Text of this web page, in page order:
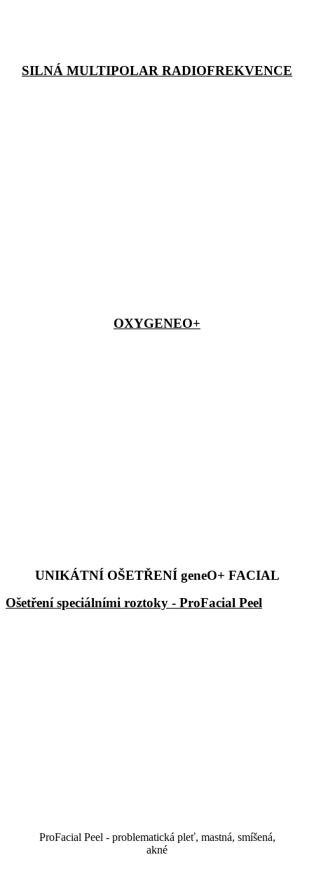
SILNÁ MULTIPOLAR RADIOFREKVENCE
OXYGENEO+
UNIKÁTNÍ OŠETŘENÍ geneO+ FACIAL
Ošetření speciálními roztoky - ProFacial Peel
ProFacial Peel - problematická pleť, mastná, smíšená,
akné